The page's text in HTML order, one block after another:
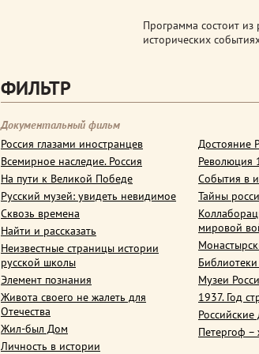
Программа состоит
исторических
ФИЛЬТР
Документальный фильм
Россия глазами иностранцев
Всемирное наследие. Россия
На пути к Великой Победе
Русский музей: увидеть невидимое
Сквозь времена
Найти и рассказать
Неизвестные страницы истории
русской школы
Элемент познания
Живота своего не жалеть для
Отечества
Жил-был Дом
Личность в истории
Достояние
Революция
События в
Тайны
мировой
Музеи
1937. Год
Российские
Петергоф –